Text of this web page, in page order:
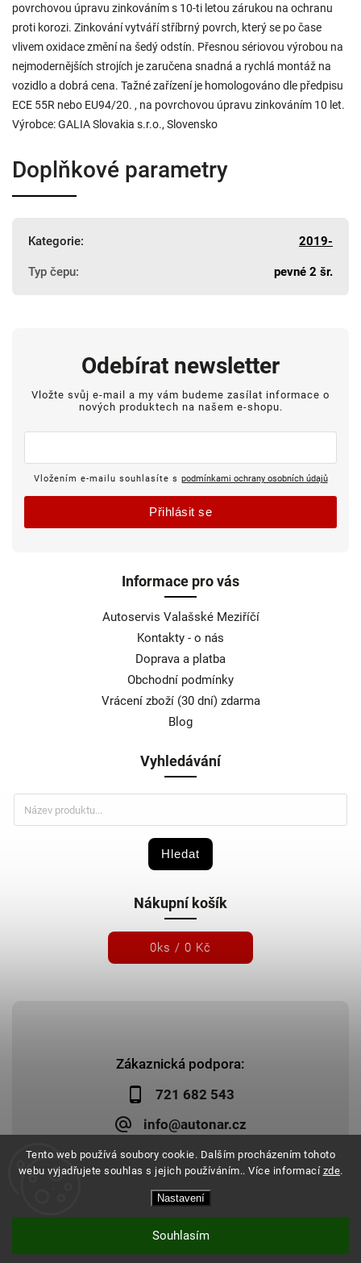
Tento web používá soubory cookie. Dalším procházením tohoto
webu vyjadřujete souhlas s jejich používáním.. Více informací zde.
Nastavení
Souhlasím
povrchovou úpravu zinkováním s 10-ti letou zárukou na ochranu
proti korozi. Zinkování vytváří stříbrný povrch, který se po čase
vlivem oxidace změní na šedý odstín. Přesnou sériovou výrobou na
nejmodernějších strojích je zaručena snadná a rychlá montáž na
vozidlo a dobrá cena. Tažné zařízení je homologováno dle předpisu
ECE 55R nebo EU94/20. , na povrchovou úpravu zinkováním 10 let.
Výrobce: GALIA Slovakia s.r.o., Slovensko
Doplňkové parametry
Kategorie: 2019-
Typ čepu: pevné 2 šr.
Zákaznická podpora:
721 682 543
info@autonar.cz
Informace pro vás
Autoservis Valašské Meziříčí
Kontakty - o nás
Doprava a platba
Obchodní podmínky
Vrácení zboží (30 dní) zdarma
Blog
Vyhledávání
Hledat
Nákupní košík
0ks / 0 Kč
Odebírat newsletter
Vložte svůj e-mail a my vám budeme zasílat informace o
nových produktech na našem e-shopu.
Vložením e-mailu souhlasíte s podmínkami ochrany osobních údajů
Přihlásit se
Autonar.cz. Všechna práva vyhrazena.
| Design Shoptak.cz